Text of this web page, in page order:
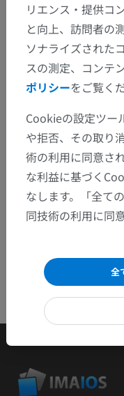
間違いを発見しま
修正や翻訳、内容
ぞお知らせくださ
アプリを入手
リエンス・提供コ
と向上、訪問者の
ソナライズされた
スの測定、コンテ
ポリシーをご覧く
Cookieの設定ツー
や拒否、その取り
術の利用に同意さ
な利益に基づく
なします。「全て
同技術の利用に同
全